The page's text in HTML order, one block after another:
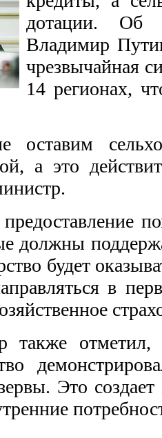
дотации. Об
Владимир
чрезвычайная
14 регионах,
а это
должны
будет
в
также
Это